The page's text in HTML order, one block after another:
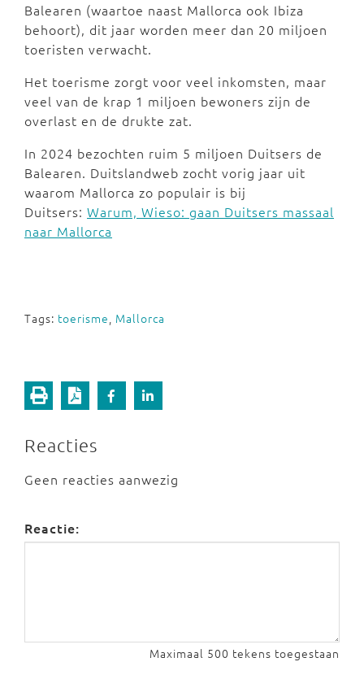
Balearen (waartoe naast Mallorca ook Ibiza
behoort), dit jaar worden meer dan 20 miljoen
toeristen verwacht.
Het toerisme zorgt voor veel inkomsten, maar
veel van de krap 1 miljoen bewoners zijn de
overlast en de drukte zat.
In 2024 bezochten ruim 5 miljoen Duitsers de
Balearen. Duitslandweb zocht vorig jaar uit
waarom Mallorca zo populair is bij
Duitsers: Warum, Wieso: gaan Duitsers massaal
naar Mallorca
Tags: toerisme, Mallorca
Reacties
Geen reacties aanwezig
Reactie:
Maximaal 500 tekens toegestaan